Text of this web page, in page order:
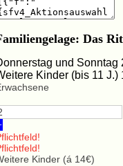
Das
und Sonntag
Kinder (bis 11 J.)
Kinder (á 14€)